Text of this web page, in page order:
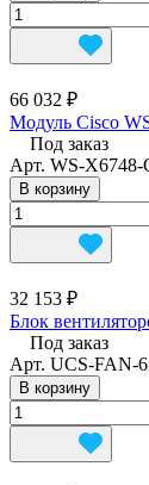
66 032 ₽
Модуль Cisco
Под заказ
Арт. WS-X6748-
В корзину
32 153 ₽
Блок
Под заказ
Арт. UCS-FAN-
В корзину